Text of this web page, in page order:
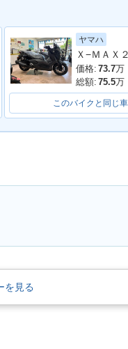
ヤマハ
価格: 73.7万
総額: 75.5万
このバイクと同じ
を見る